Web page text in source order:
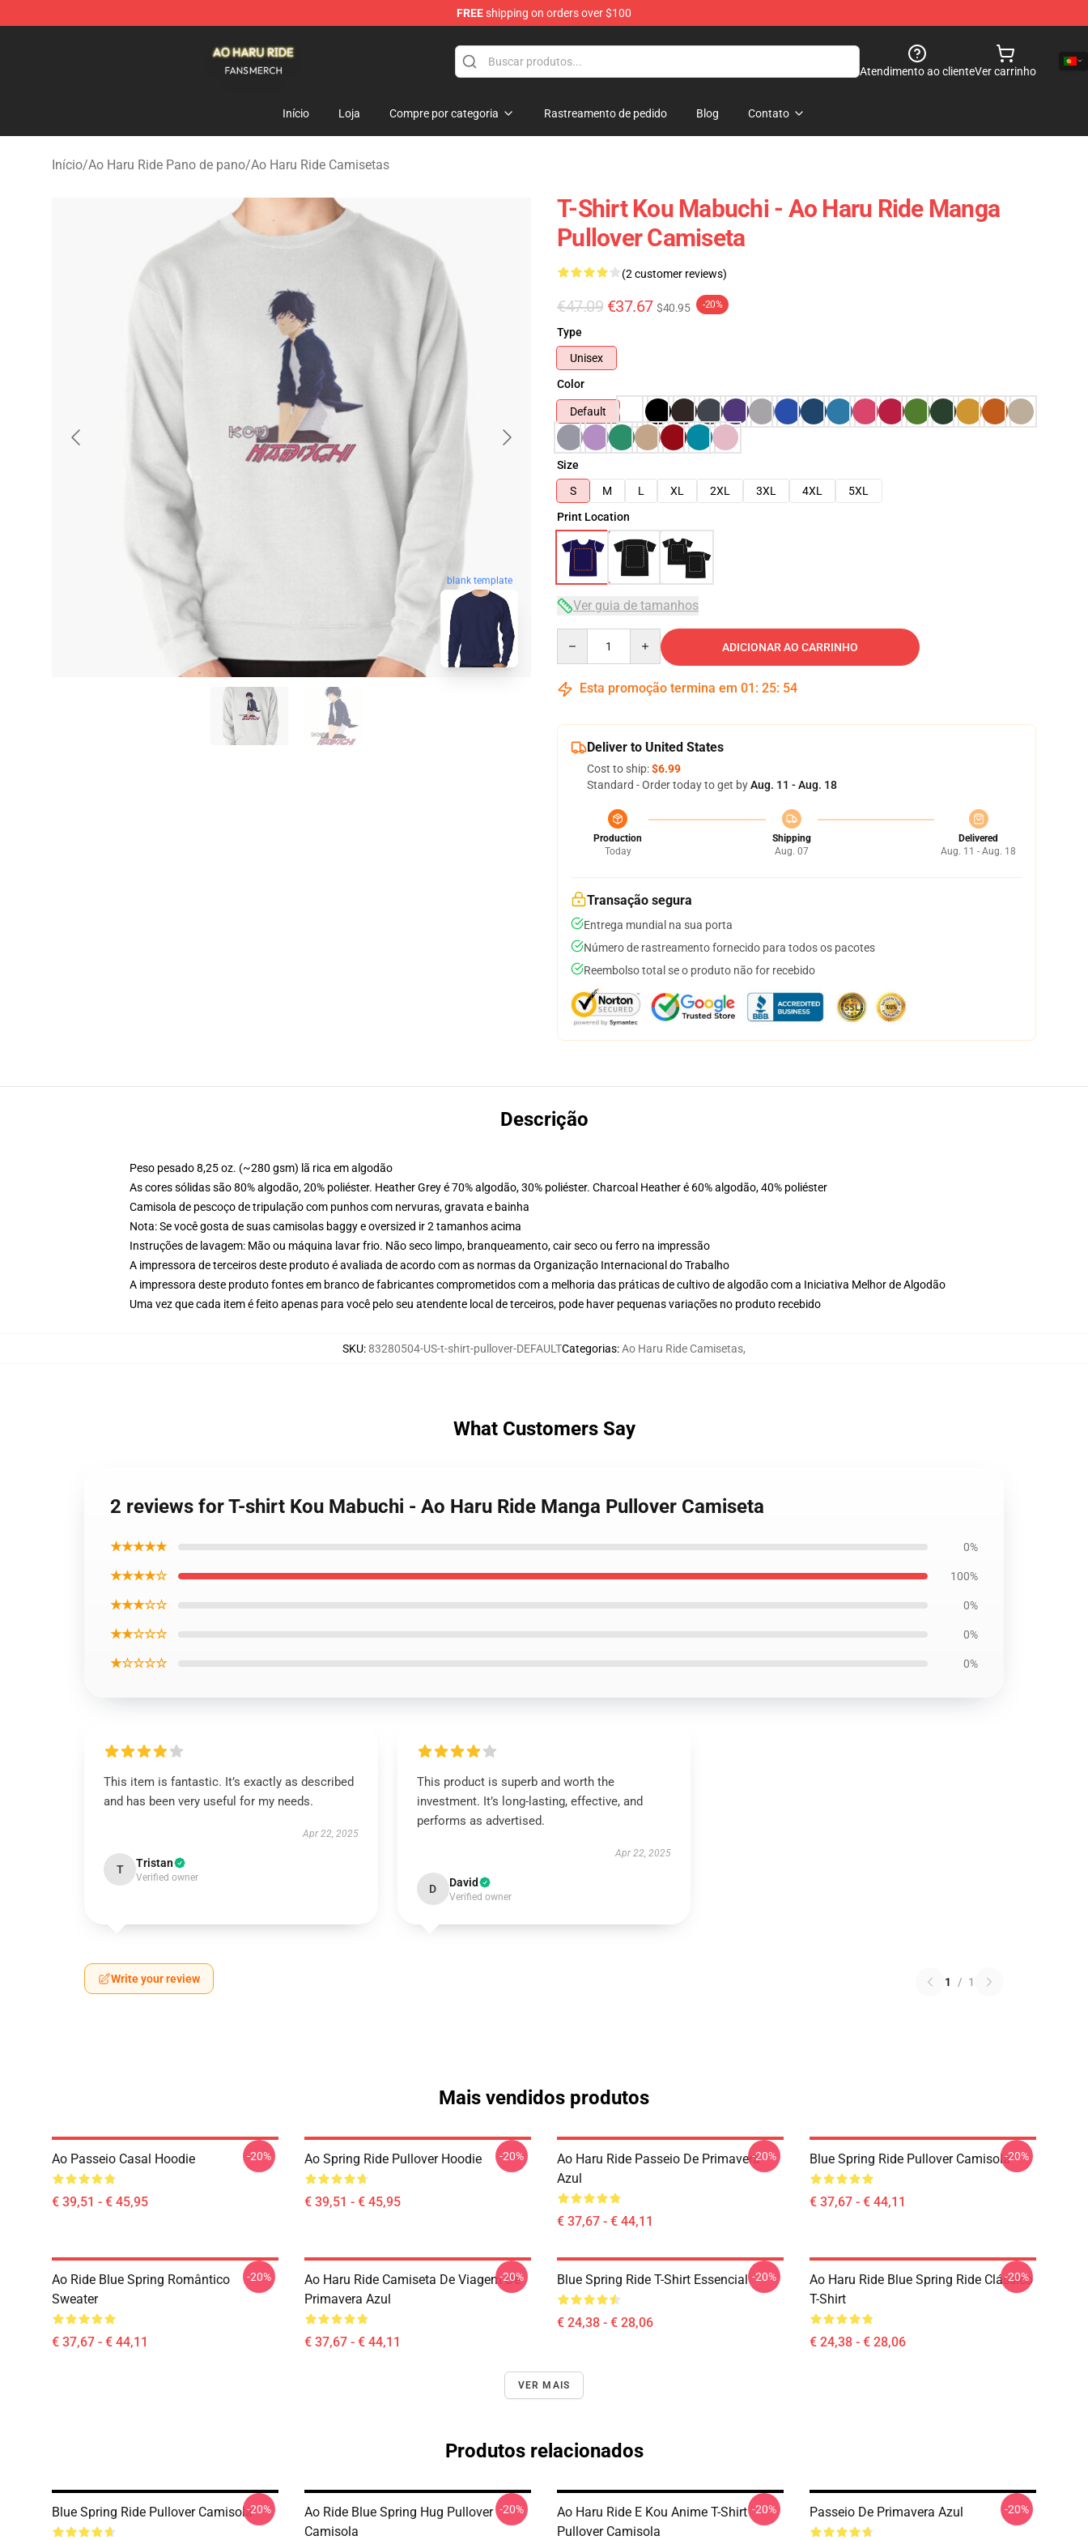
FREEshipping on orders over $100
Atendimento ao clienteVer carrinho
Início Loja Compre por categoria Rastreamento de pedido Blog Contato
Início/Ao Haru Ride Pano de pano/Ao Haru Ride Camisetas
blank template
T-Shirt Kou Mabuchi - Ao Haru Ride Manga
Pullover Camiseta
(2 customer reviews)
€47.09 €37.67 $40.95 -20%
Type
Unisex
Color
Default
Size
S
M L XL 2XL 3XL 4XL
5XL
Print Location
Ver guia de tamanhos
ADICIONAR AO CARRINHO
Esta promoção termina em 01 : 25: 53
Deliver to United States
Cost to ship:$6.99
Standard - Order today to get byAug. 11 - Aug. 18
Production
Today
Shipping
Aug. 07
Delivered
Aug. 11 - Aug. 18
Transação segura
Entrega mundial na sua porta
Número de rastreamento fornecido para todos os pacotes
Reembolso total se o produto não for recebido
Descrição
Peso pesado 8,25 oz. (~280 gsm) lã rica em algodão
As cores sólidas são 80% algodão, 20% poliéster. Heather Grey é 70% algodão, 30% poliéster. Charcoal Heather é 60% algodão, 40% poliéster
Camisola de pescoço de tripulação com punhos com nervuras, gravata e bainha
Nota: Se você gosta de suas camisolas baggy e oversized ir 2 tamanhos acima
Instruções de lavagem: Mão ou máquina lavar frio. Não seco limpo, branqueamento, cair seco ou ferro na impressão
A impressora de terceiros deste produto é avaliada de acordo com as normas da Organização Internacional do Trabalho
A impressora deste produto fontes em branco de fabricantes comprometidos com a melhoria das práticas de cultivo de algodão com a Iniciativa Melhor de Algodão
Uma vez que cada item é feito apenas para você pelo seu atendente local de terceiros, pode haver pequenas variações no produto recebido
SKU:83280504-US-t-shirt-pullover-DEFAULTCategorias:Ao Haru Ride Camisetas,
What Customers Say
2 reviews for T-shirt Kou Mabuchi - Ao Haru Ride Manga Pullover Camiseta
★★★★★ 0%
★★★★☆ 100%
★★★☆☆ 0%
★★☆☆☆ 0%
★☆☆☆☆ 0%
This item is fantastic. It’s exactly as described
and has been very useful for my needs.
Apr 22, 2025
T Tristan
Verified owner
This product is superb and worth the
investment. It’s long-lasting, effective, and
performs as advertised.
Apr 22, 2025
D David
Verified owner
Write your review 1 / 1
Mais vendidos produtos
Ao Passeio Casal Hoodie
€ 39,51 - € 45,95
-20% Ao Spring Ride Pullover Hoodie
€ 39,51 - € 45,95
-20%
Ao Haru Ride Passeio De Primavera
Azul
€ 37,67 - € 44,11
-20% Blue Spring Ride Pullover Camisola
€ 37,67 - € 44,11
-20%
Ao Ride Blue Spring Romântico
Sweater
€ 37,67 - € 44,11
-20%
Ao Haru Ride Camiseta De Viagem De
Primavera Azul
€ 37,67 - € 44,11
-20% Blue Spring Ride T-Shirt Essencial
€ 24,38 - € 28,06
-20%
Ao Haru Ride Blue Spring Ride Clássico
T-Shirt
€ 24,38 - € 28,06
-20%
VER MAIS
Produtos relacionados
Blue Spring Ride Pullover Camisola-20%
Ao Ride Blue Spring Hug Pullover
Camisola
-20%
Ao Haru Ride E Kou Anime T-Shirt
Pullover Camisola
-20% Passeio De Primavera Azul -20%